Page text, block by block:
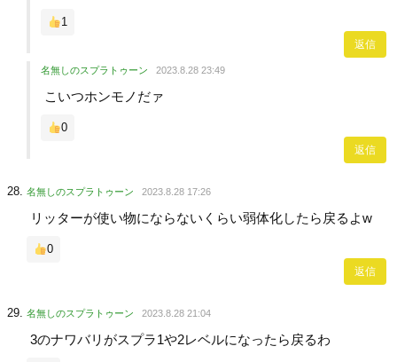
1
返信
名無しのスプラトゥーン 2023.8.28 23:49
こいつホンモノだァ
0
返信
名無しのスプラトゥーン 2023.8.28 17:26
リッターが使い物にならないくらい弱体化したら戻るよw
0
返信
名無しのスプラトゥーン 2023.8.28 21:04
3のナワバリがスプラ1や2レベルになったら戻るわ